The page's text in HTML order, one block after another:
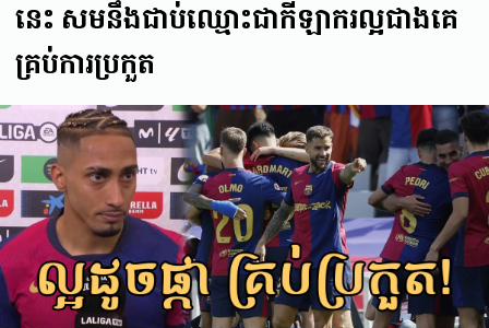
នេះ សមនឹងជាប់ឈ្មោះជាកីឡាករល្អជាងគេ
គ្រប់ការប្រកួត